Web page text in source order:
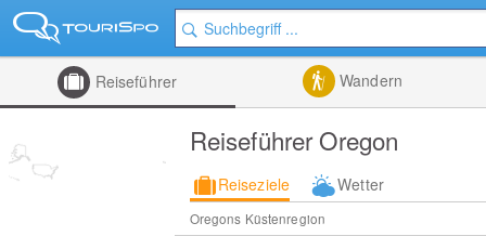
Reiseführer Wandern
Reiseführer Oregon
Reiseziele Wetter
Oregons Küstenregion